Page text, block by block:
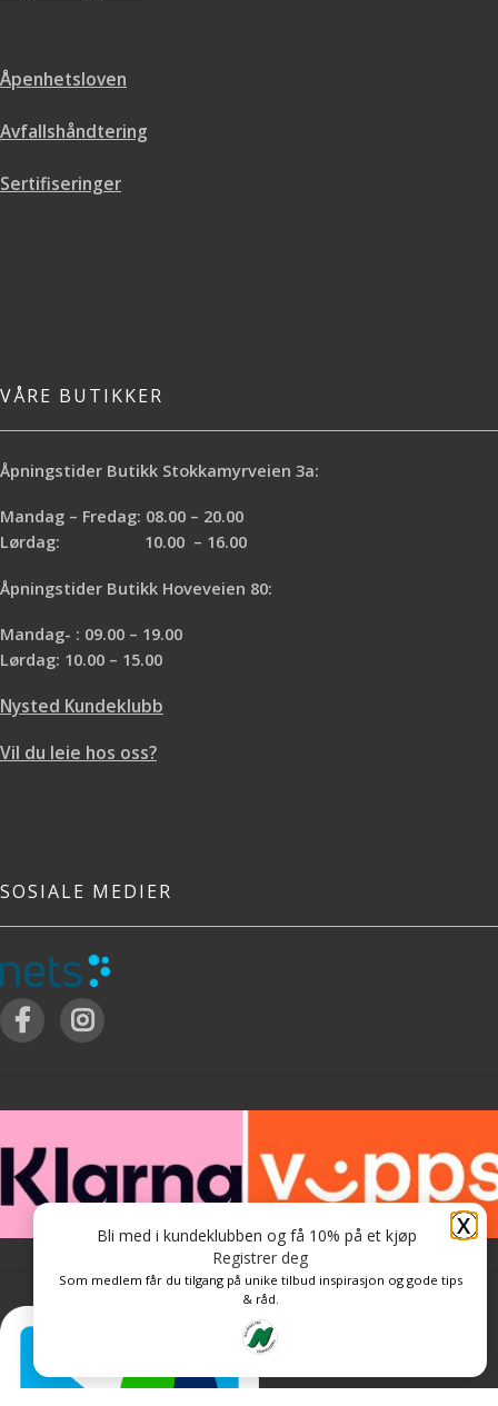
Åpenhetsloven
Avfallshåndtering
Sertifiseringer
VÅRE BUTIKKER
Åpningstider Butikk Stokkamyrveien 3a:
Mandag – Fredag: 08.00 – 20.00
Lørdag: 10.00 – 16.00
Åpningstider Butikk Hoveveien 80:
Mandag- : 09.00 – 19.00
Lørdag: 10.00 – 15.00
Nysted Kundeklubb
Vil du leie hos oss?
SOSIALE MEDIER
X
Bli med i kundeklubben og få 10% på et kjøp
Registrer deg
Som medlem får du tilgang på unike tilbud inspirasjon og gode tips
& råd.